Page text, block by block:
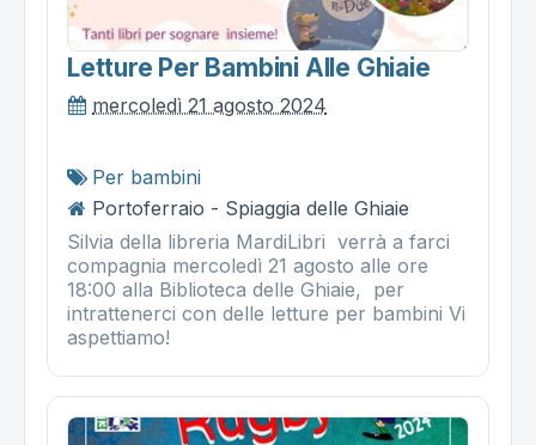
Letture Per Bambini Alle Ghiaie
mercoledì 21 agosto 2024
Per bambini
Portoferraio - Spiaggia delle Ghiaie
Silvia della libreria MardiLibri verrà a farci
compagnia mercoledì 21 agosto alle ore
18:00 alla Biblioteca delle Ghiaie, per
intrattenerci con delle letture per bambini Vi
aspettiamo!